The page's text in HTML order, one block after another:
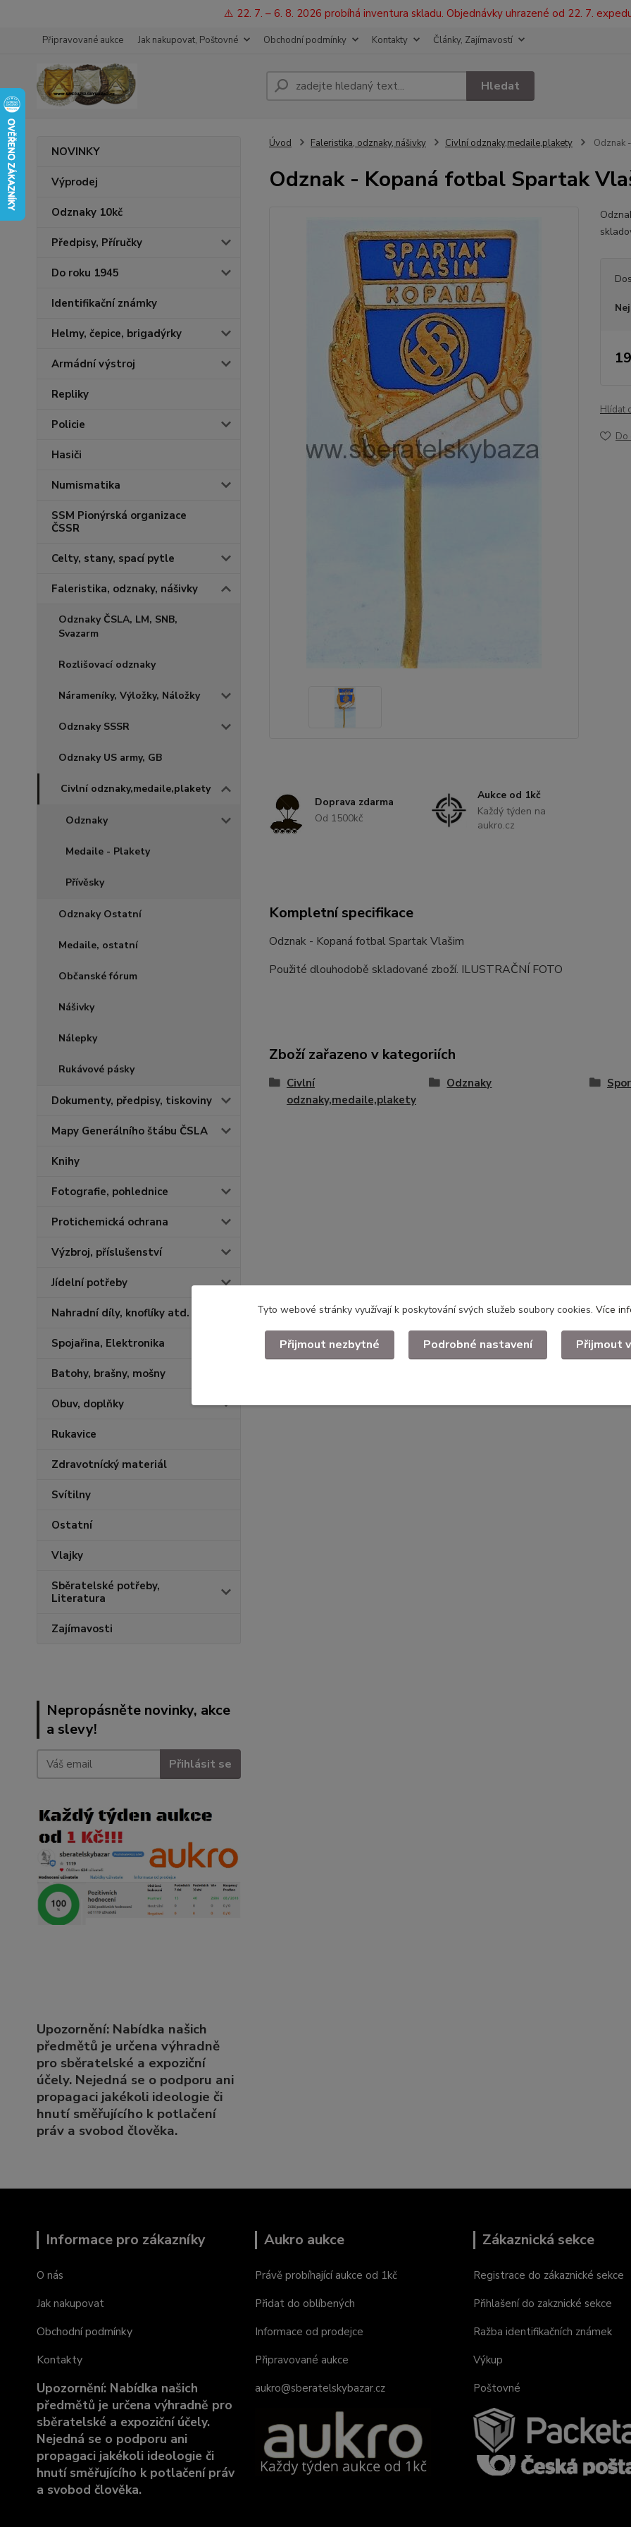
⚠️ 22. 7. – 6. 8. 2026 probíhá inventura skladu. Objednávky uhrazené od 22. 7.
Připravované aukce Jak nakupovat, Poštovné Obchodní podmínky Kontakty Články, Zajímavostí
Hledat
NOVINKY
Výprodej
Odznaky 10kč
Předpisy, Příručky
Do roku 1945
Identifikační známky
Helmy, čepice, brigadýrky
Armádní výstroj
Repliky
Policie
Hasiči
Numismatika
SSM Pionýrská organizace
ČSSR
Celty, stany, spací pytle
Faleristika, odznaky, nášivky
Odznaky ČSLA, LM, SNB,
Svazarm
Rozlišovací odznaky
Nárameníky, Výložky, Náložky
Odznaky SSSR
Odznaky US army, GB
Civlní odznaky,medaile,plakety
Odznaky
Medaile - Plakety
Přívěsky
Odznaky Ostatní
Medaile, ostatní
Občanské fórum
Nášivky
Nálepky
Rukávové pásky
Dokumenty, předpisy, tiskoviny
Mapy Generálního štábu ČSLA
Knihy
Fotografie, pohlednice
Protichemická ochrana
Výzbroj, příslušenství
Jídelní potřeby
Nahradní díly, knoflíky atd.
Spojařina, Elektronika
Batohy, brašny, mošny
Obuv, doplňky
Rukavice
Zdravotnícký materiál
Svítilny
Ostatní
Vlajky
Sběratelské potřeby,
Literatura
Zajímavosti
Nepropásněte novinky, akce
a slevy!
Přihlásit se
Upozornění: Nabídka našich
předmětů je určena výhradně
pro sběratelské a expoziční
účely. Nejedná se o podporu ani
propagaci jakékoli ideologie či
hnutí směřujícího k potlačení
práv a svobod člověka.
Úvod Faleristika, odznaky, nášivky Civlní odznaky,medaile,plakety Odznak
Odznak - Kopaná fotbal Spartak
Hlídat
Do
Doprava zdarma
Od 1500kč
Aukce od 1kč
Každý týden na
aukro.cz
Kompletní specifikace
Odznak - Kopaná fotbal Spartak Vlašim
Použité dlouhodobě skladované zboží. ILUSTRAČNÍ FOTO
Zboží zařazeno v kategoriích
Civlní
odznaky,medaile,plakety
Odznaky
Informace pro zákazníky
O nás
Jak nakupovat
Obchodní podmínky
Kontakty
Upozornění: Nabídka našich
předmětů je určena výhradně pro
sběratelské a expoziční účely.
Nejedná se o podporu ani
propagaci jakékoli ideologie či
hnutí směřujícího k potlačení práv
a svobod člověka.
Aukro aukce
Právě probíhající aukce od 1kč
Přidat do oblíbených
Informace od prodejce
Připravované aukce
aukro@sberatelskybazar.cz
Zákaznická sekce
Registrace do zákaznické sekce
Přihlašení do zakznické sekce
Ražba identifikačních známek
Výkup
Poštovné
Tyto webové stránky využívají k poskytování svých služeb soubory cookies. Více
Přijmout nezbytné Podrobné nastavení Přijmout